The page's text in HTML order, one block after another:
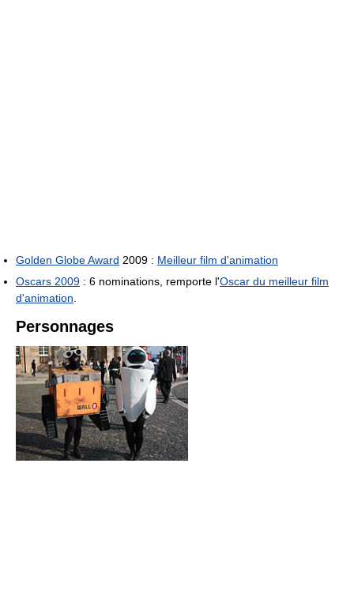
Golden Globe Award 2009 : Meilleur film d'animation
Oscars 2009 : 6 nominations, remporte l'Oscar du meilleur film
d'animation
Personnages